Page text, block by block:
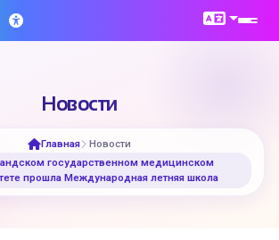
Новости
Главная
Новости
государственном медицинском
прошла Международная летняя школа